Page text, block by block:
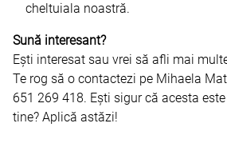
cheltuiala noastră.
Sună interesant?
Ești interesat sau vrei să afli mai
Te rog să o contactezi pe Mihaela
651 269 418. Ești sigur că acesta
tine? Aplică astăzi!